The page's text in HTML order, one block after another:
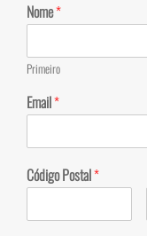
Nome*
Primeiro
Email*
Código Postal*